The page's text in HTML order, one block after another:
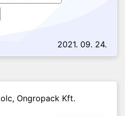
2021. 09. 24.
Ongropack Kft.